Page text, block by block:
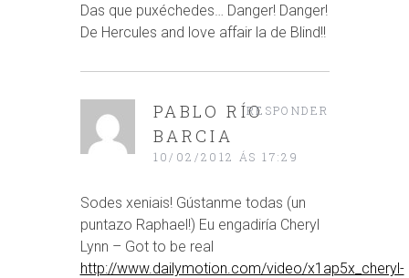
Das que puxéchedes… Danger! Danger!
De Hercules and love affair la de Blind!!
PABLO RÍO
BARCIA
10/02/2012 ÁS 17:29
Sodes xeniais! Gústanme todas (un
puntazo Raphael!) Eu engadiría Cheryl
Lynn – Got to be real
http://www.dailymotion.com/video/x1ap5x_cheryl-
RESPONDER